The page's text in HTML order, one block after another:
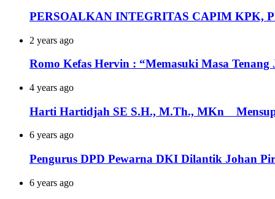
PERSOALKAN INTEGRITAS CAPIM KPK,
2 years ago
Romo Kefas Hervin : “Memasuki Masa
4 years ago
Harti Hartidjah SE S.H., M.Th., MKn
6 years ago
Pengurus DPD Pewarna DKI Dilantik Johan
6 years ago